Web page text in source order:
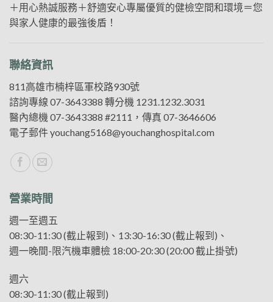
＋用心熱誠服務＋舒適安心專屬優質的健檢空間和環境＝您
與家人健康的最強後盾！
聯絡資訊
811高雄市楠梓區軍校路930號
諮詢專線 07-3643388 轉分機 1231.1232.3031
醫內總機 07-3643388 #2111，傳真 07-3646606
電子郵件youchang5168@youchanghospital.com
營業時間
週一至週五
08:30-11:30 (截止報到)、13:30-16:30 (截止報到)、
週一晚間-限汽機車體檢 18:00-20:30 (20:00 截止掛號)
週六
08:30-11:30 (截止報到)